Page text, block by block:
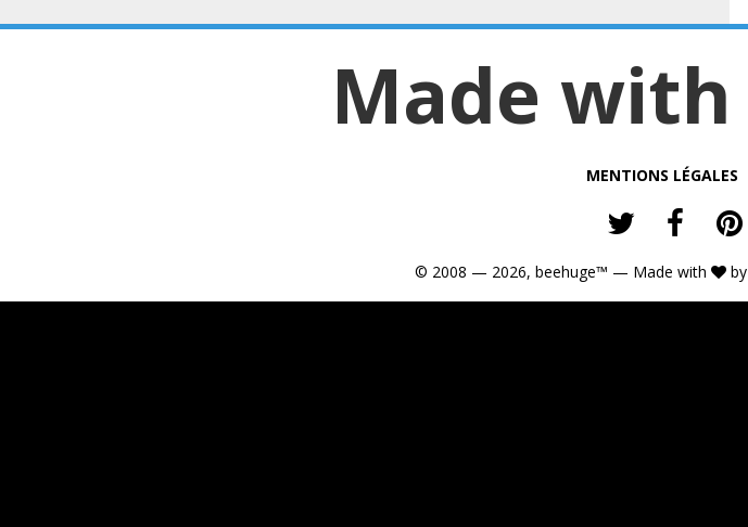
Made with
MENTIONS LÉGALES
© 2008 — 2026, beehuge™ — Made with by